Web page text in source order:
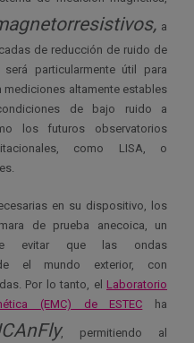
,a
de reducción de ruido de
particularmente útil para
altamente estables
de bajo ruido a
los futuros observatorios
como LISA, o
en su dispositivo, los
de prueba anecoica, un
evitar que las ondas
el mundo exterior, con
Por lo tanto, el Laboratorio
(EMC) de ESTEC ha
, permitiendo al